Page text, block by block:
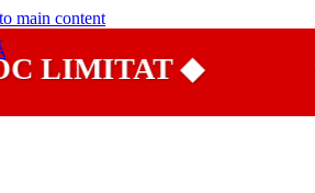
main content
◆ ⭐
scurtă